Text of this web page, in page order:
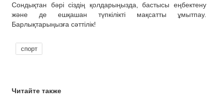
Сондықтан бәрі сіздің қолдарыңызда, бастысы еңбектену
және де ешқашан түпкілікті мақсатты ұмытпау.
Барлықтарыңызға сәттілік!
спорт
Читайте также